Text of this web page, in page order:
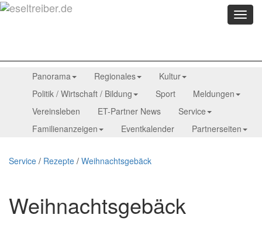
Menü
Panorama Regionales
Kultur
Politik / Wirtschaft / Bildung
Sport
Meldungen
Vereinsleben
ET-Partner News
Service
Familienanzeigen
Eventkalender Partnerseiten
Service / Rezepte / Weihnachtsgebäck
Weihnachtsgebäck